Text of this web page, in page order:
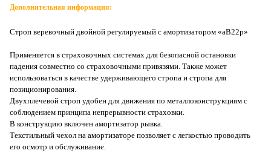
Дополнительная информация:
Строп веревочный двойной регулируемый с амортизатором «aB22р»
Применяется в страховочных системах для безопасной остановки
падения совместно со страховочными привязями. Также может
использоваться в качестве удерживающего стропа и стропа для
позиционирования.
Двухплечевой строп удобен для движения по металлоконструкциям с
соблюдением принципа непрерывности страховки.
В конструкцию включен амортизатор рывка.
Текстильный чехол на амортизаторе позволяет с легкостью проводить
его осмотр и обслуживание.